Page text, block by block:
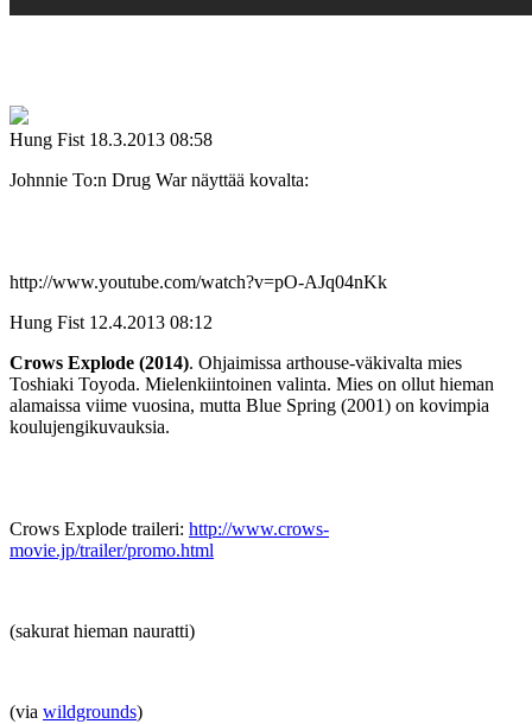
Hung Fist 18.3.2013 08:58
Johnnie To:n Drug War näyttää kovalta:
http://www.youtube.com/watch?v=pO-AJq04nKk
Hung Fist 12.4.2013 08:12
Crows Explode (2014). Ohjaimissa arthouse-väkivalta mies
Toshiaki Toyoda. Mielenkiintoinen valinta. Mies on ollut hieman
alamaissa viime vuosina, mutta Blue Spring (2001) on kovimpia
koulujengikuvauksia.
Crows Explode traileri: http://www.crows-
movie.jp/trailer/promo.html
(sakurat hieman nauratti)
(via wildgrounds)